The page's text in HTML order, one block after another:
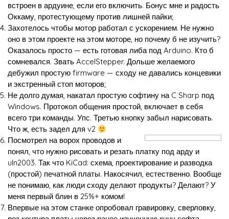
встроен в ардуине, если его включить. Бонус мне и радость
Оккаму, протестующему против лишней пайки;
Захотелось чтобы мотор работал с ускорением. Не нужно
оно в этом проекте на этом моторе, но почему б не изучить?
Оказалось просто — есть готовая либа под Arduino. Кто б
сомневался. Звать AccelStepper. Дольше желаемого
дебужил простую firmware — сходу не давались концевики
и экстренный стоп моторов;
Не долго думая, накатал простую софтину на C Sharp под
Windows. Протокол общения простой, включает в себя
всего три команды. Упс. Третью кнопку забыл нарисовать.
Что ж, есть задел для v2
Посмотрел на ворох проводов и
понял, что нужно рисовать и резать платку под арду и
uln2003. Так что KiCad: схема, проектирование и разводка
(простой) печатной платы. Накосячил, естественно. Вообще
не понимаю, как люди сходу делают продукты? Делают? У
меня первый блин в 25%+ комом!
Впервые на этом станке опробовал гравировку, сверловку,